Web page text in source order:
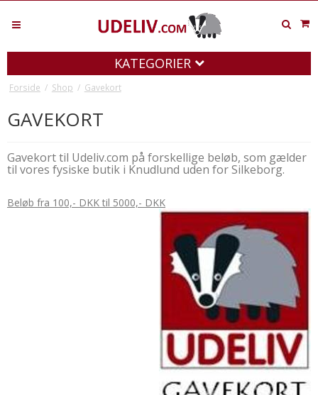
KATEGORIER
Forside / Shop / Gavekort
GAVEKORT
Gavekort til Udeliv.com på forskellige beløb, som gælder
til vores fysiske butik i Knudlund uden for Silkeborg.
Beløb fra 100,- DKK til 5000,- DKK